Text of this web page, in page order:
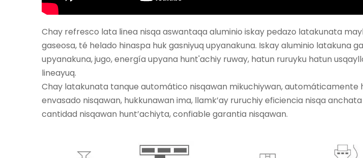
Chay refresco lata linea nisqa aswantaqa aluminio iskay pedazo latakunata
gaseosa, té helado hinaspa huk gasniyuq upyanakuna. Iskay aluminio latakuna
upyanakuna, jugo, energía upyana hunt'achiy ruway, hatun ruruyku hatun
lineayuq.
Chay latakunata tanque automático nisqawan mikuchiywan,
envasado nisqawan, hukkunawan ima, llamk’ay ruruchiy eficiencia nisqa
cantidad nisqawan hunt’achiyta, confiable garantia nisqawan.